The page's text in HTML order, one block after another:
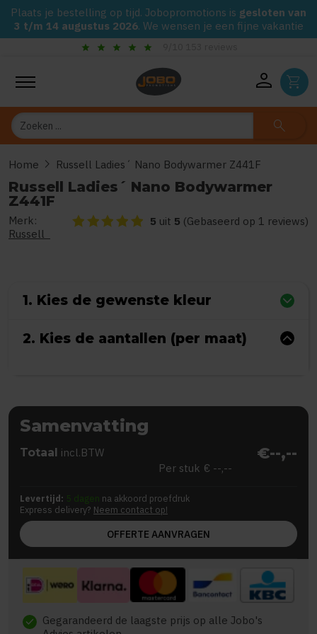
Plaats je bestelling op tijd. Jobopromotions is gesloten van
3 t/m 14 augustus 2026. We wensen je een fijne vakantie
star star star star 9/10 153 reviews
person shopping_cart
Zoeken search
Home chevron_right Russell Ladies´ Nano Bodywarmer Z441F
Russell Ladies´ Nano Bodywarmer
Z441F
Merk:
Russell
De beoordeling van dit product is5 van de 5
5 uit 5 (Gebaseerd op 1 reviews)
1. Kies de gewenste kleur
2. Kies de aantallen (per maat)
Samenvatting
Totaal incl.BTW €--,--
Per stuk € --,--
Levertijd: 5 dagen na akkoord proefdruk
Express delivery? Neem contact op!
OFFERTE AANVRAGEN
check Gegarandeerd de laagste prijs op alle Jobo's